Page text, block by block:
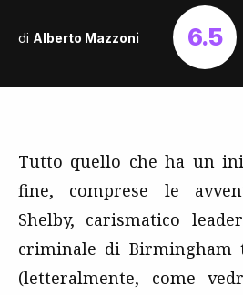
di Alberto Mazzoni 6.5
Tutto quello che ha un
fine, comprese le
Shelby, carismatico
criminale di Birmingham
(letteralmente, come